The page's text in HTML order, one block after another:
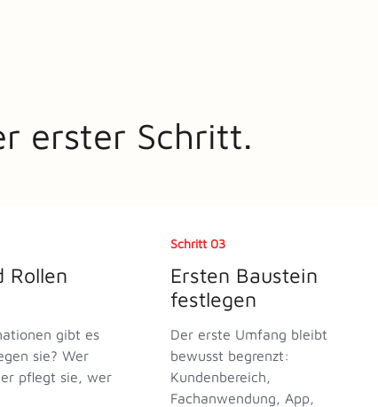
erster Schritt.
Rollen
gibt es
sie? Wer
pflegt sie, wer
Schritt 03
Ersten Baustein
festlegen
Der erste Umfang bleibt
bewusst begrenzt:
Kundenbereich,
Fachanwendung, App,